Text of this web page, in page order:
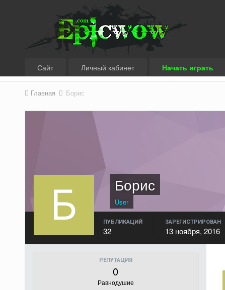
Сайт Личный кабинет Начать играть
Главная Борис
Борис
User
ПУБЛИКАЦИЙ
32
ЗАРЕГИСТРИРОВАН
13 ноября, 2016
РЕПУТАЦИЯ
0
Равнодушие